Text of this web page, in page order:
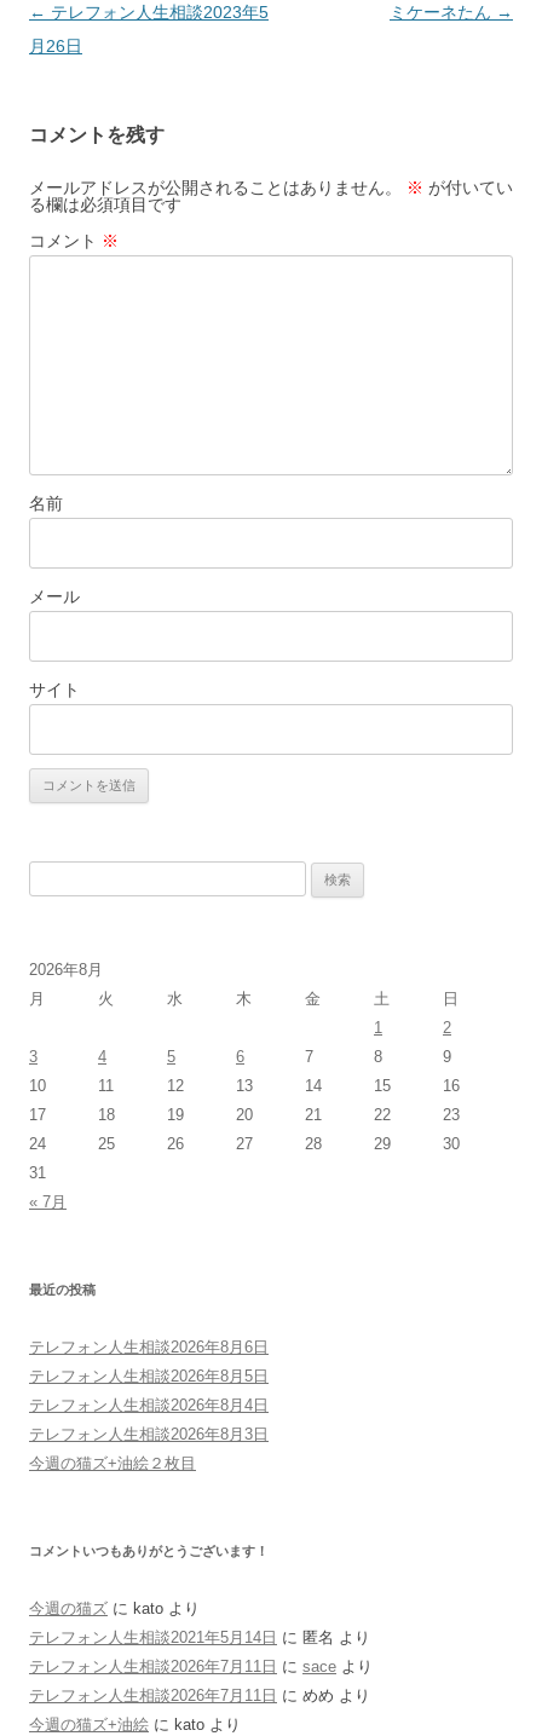
投
稿
ゲ
ー
シ
ョ
← テレフォン人生相談2023年5
月26日
ミケーネたん →
コメントを残す
メールアドレスが公開されることはありません。 ※ が付いてい
る欄は必須項目です
コメント ※
名前
メール
サイト
2026年8月
月
火 水 木 金 土
日
1
2
3
4 5 6 7 8
9
10
11 12 13 14 15
16
17
18 19 20 21 22
23
24
25 26 27 28 29
30
31
« 7月
最近の投稿
テレフォン人生相談2026年8月6日
テレフォン人生相談2026年8月5日
テレフォン人生相談2026年8月4日
テレフォン人生相談2026年8月3日
今週の猫ズ+油絵２枚目
コメントいつもありがとうございます！
今週の猫ズ に kato より
テレフォン人生相談2021年5月14日 に 匿名 より
テレフォン人生相談2026年7月11日 に sace より
テレフォン人生相談2026年7月11日 に めめ より
今週の猫ズ+油絵 に kato より